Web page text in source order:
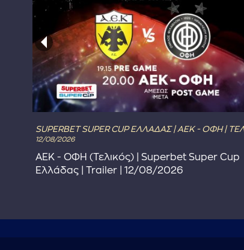
SUPERBET SUPER CUP ΕΛΛΑΔΑΣ | ΑΕΚ - ΟΦΗ |
12/08/2026
ΑΕΚ - ΟΦΗ (Τελικός) | Superbet Super Cup
Ελλάδας | Trailer | 12/08/2026